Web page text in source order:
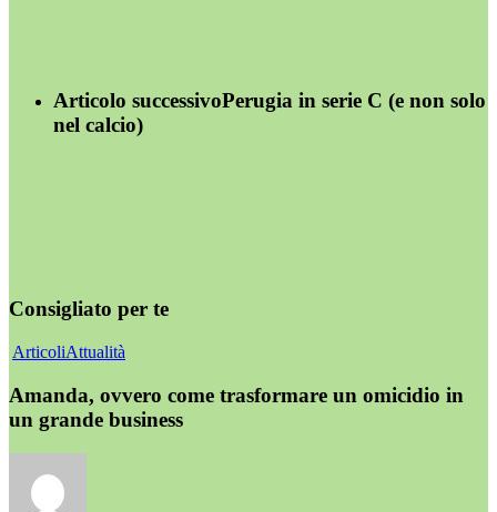
Articolo successivoPerugia in serie C (e non solo
nel calcio)
Consigliato per te
ArticoliAttualità
Amanda, ovvero come trasformare un omicidio in
un grande business